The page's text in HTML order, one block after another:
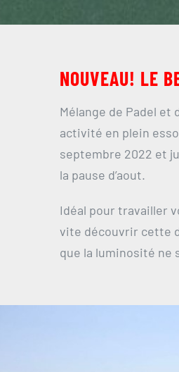
NOUVEAU! LE
Mélange de Padel
activité en plein
septembre 2022 et
la pause d’aout.
Idéal pour travailler
vite découvrir cette
que la luminosité ne